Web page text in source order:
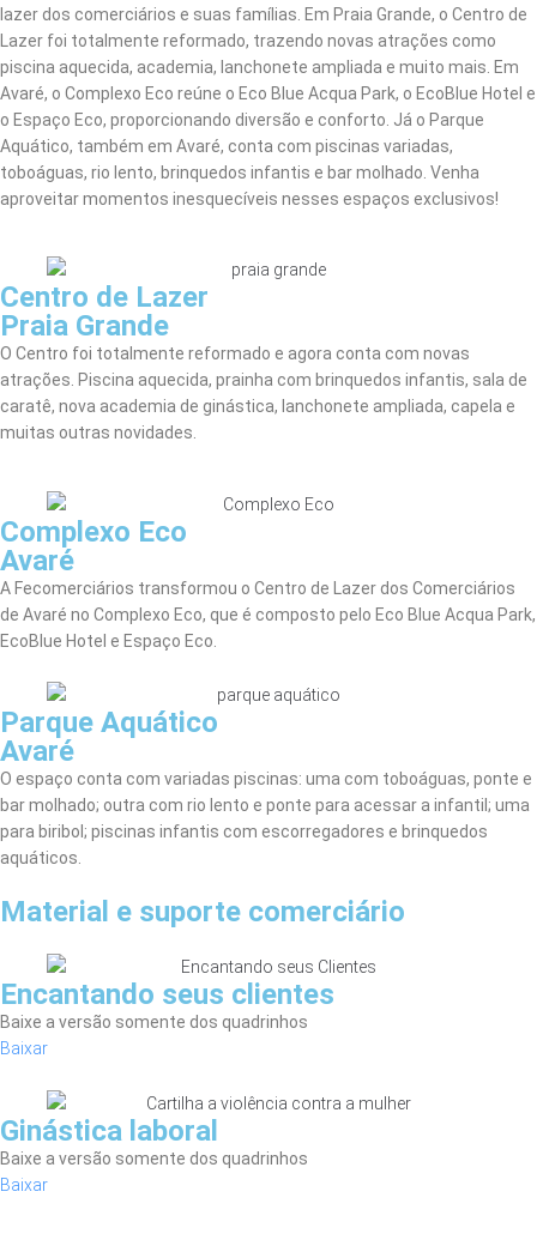
lazer dos comerciários e suas famílias. Em Praia Grande, o Centro de
Lazer foi totalmente reformado, trazendo novas atrações como
piscina aquecida, academia, lanchonete ampliada e muito mais. Em
Avaré, o Complexo Eco reúne o Eco Blue Acqua Park, o EcoBlue Hotel e
o Espaço Eco, proporcionando diversão e conforto. Já o Parque
Aquático, também em Avaré, conta com piscinas variadas,
toboáguas, rio lento, brinquedos infantis e bar molhado. Venha
aproveitar momentos inesquecíveis nesses espaços exclusivos!
Centro de Lazer
Praia Grande
O Centro foi totalmente reformado e agora conta com novas
atrações. Piscina aquecida, prainha com brinquedos infantis, sala de
caratê, nova academia de ginástica, lanchonete ampliada, capela e
muitas outras novidades.
Complexo Eco
Avaré
A Fecomerciários transformou o Centro de Lazer dos Comerciários
de Avaré no Complexo Eco, que é composto pelo Eco Blue Acqua Park,
EcoBlue Hotel e Espaço Eco.
Parque Aquático
Avaré
O espaço conta com variadas piscinas: uma com toboáguas, ponte e
bar molhado; outra com rio lento e ponte para acessar a infantil; uma
para biribol; piscinas infantis com escorregadores e brinquedos
aquáticos.
Material e suporte comerciário
Encantando seus clientes
Baixe a versão somente dos quadrinhos
Baixar
Ginástica laboral
Baixe a versão somente dos quadrinhos
Baixar